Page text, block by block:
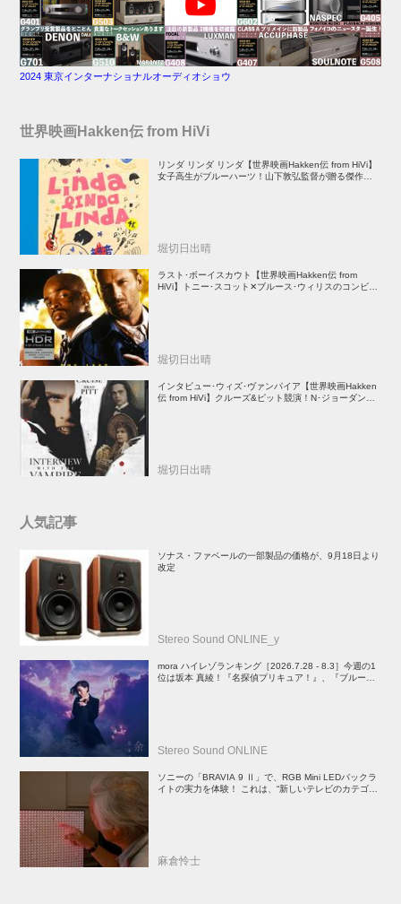
2024 東京インターナショナルオーディオショウ
世界映画Hakken伝 from HiVi
リンダ リンダ リンダ【世界映画Hakken伝 from HiVi】
女子高生がブルーハーツ！山下敦弘監督が贈る傑作青春
堀切日出晴
ラスト･ボーイスカウト【世界映画Hakken伝 from
HiVi】トニー･スコット✕ブルース･ウィリスのコンビが
堀切日出晴
インタビュー･ウィズ･ヴァンパイア【世界映画Hakken
伝 from HiVi】クルーズ&ピット競演！N･ジョーダン監
堀切日出晴
人気記事
ソナス・ファベールの一部製品の価格が、9月18日より
改定
Stereo Sound ONLINE_y
mora ハイレゾランキング［2026.7.28 - 8.3］今週の1
位は坂本 真綾！『名探偵プリキュア！』、『ブルーア
Stereo Sound ONLINE
ソニーの「BRAVIA 9 Ⅱ」で、RGB Mini LEDバックラ
イトの実力を体験！ これは、“新しいテレビのカテゴリ
麻倉怜士